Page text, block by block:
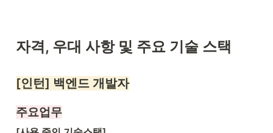
자격, 우대 사항 및 주요 기술 스택
[인턴] 백엔드 개발자
주요업무